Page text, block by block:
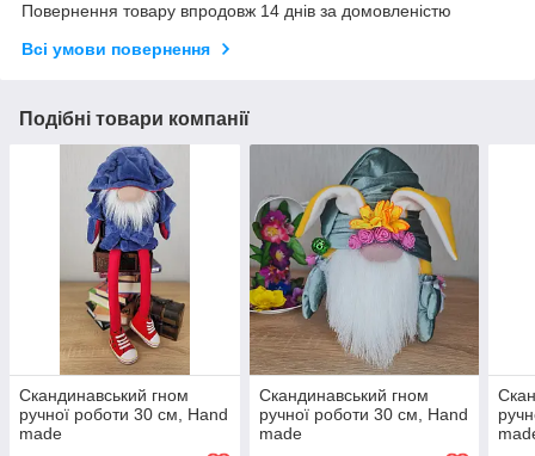
Повернення товару впродовж 14 днів за домовленістю
Всі умови повернення
Подібні товари компанії
Скандинавський гном
ручної роботи 30 см, Hand
made
Скандинавський гном
ручної роботи 30 см, Hand
made